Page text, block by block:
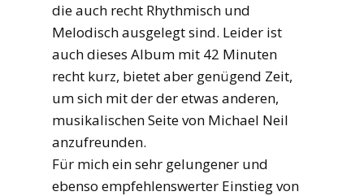
die auch recht Rhythmisch und
Melodisch ausgelegt sind. Leider ist
auch dieses Album mit 42 Minuten
recht kurz, bietet aber genügend Zeit,
um sich mit der der etwas anderen,
musikalischen Seite von Michael Neil
anzufreunden.
Für mich ein sehr gelungener und
ebenso empfehlenswerter Einstieg von